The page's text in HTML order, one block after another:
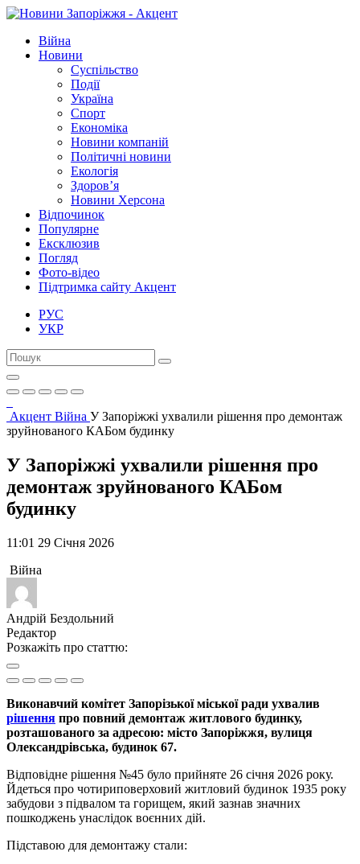
Війна
Новини
Суспільство
Події
Україна
Спорт
Економіка
Новини компаній
Політичні новини
Екологія
Здоров’я
Новини Херсона
Відпочинок
Популярне
Ексклюзив
Погляд
Фото-відео
Підтримка сайту Акцент
РУС
УКР
Акцент Війна У Запоріжжі ухвалили рішення про демонтаж
зруйнованого КАБом будинку
У Запоріжжі ухвалили рішення про
демонтаж зруйнованого КАБом
будинку
11:01 29 Січня 2026
Війна
Андрій Бездольний
Редактор
Розкажіть про статтю:
Виконавчий комітет Запорізької міської ради ухвалив
рішення про повний демонтаж житлового будинку,
розташованого за адресою: місто Запоріжжя, вулиця
Олександрівська, будинок 67.
Відповідне рішення №45 було прийняте 26 січня 2026 року.
Йдеться про чотириповерховий житловий будинок 1935 року
забудови з підвалом та горищем, який зазнав значних
пошкоджень унаслідок воєнних дій.
Підставою для демонтажу стали: